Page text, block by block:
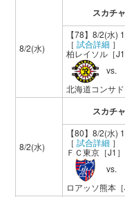
8/2(水)
スカチ
【78】8/2(水)
［試合詳細 ］
柏レイソル ［J1
vs.
北海道コンサ
8/2(水)
スカチ
【80】8/2(水)
［試合詳細 ］
ＦＣ東京 ［J1］
vs.
ロアッソ熊本